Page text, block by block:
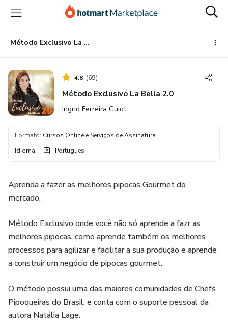
para
conteúdo
principal
para
pagamento
para
rodapé
Método Exclusivo La Bella 2.0
4.8 (69)
Método Exclusivo La Bella 2.0
Ingrid Ferreira Guiot
Formato: Cursos Online e Serviços de Assinatura
Idioma: Português
Aprenda a fazer as melhores pipocas Gourmet do
mercado.
Método Exclusivo onde você não só aprende a fazr as
melhores pipocas, como aprende também os melhores
processos para agilizar e facilitar a sua produção e aprende
a construir um negócio de pipocas gourmet.
O método possui uma das maiores comunidades de Chefs
Pipoqueiras do Brasil, e conta com o suporte pessoal da
autora Natália Lage.